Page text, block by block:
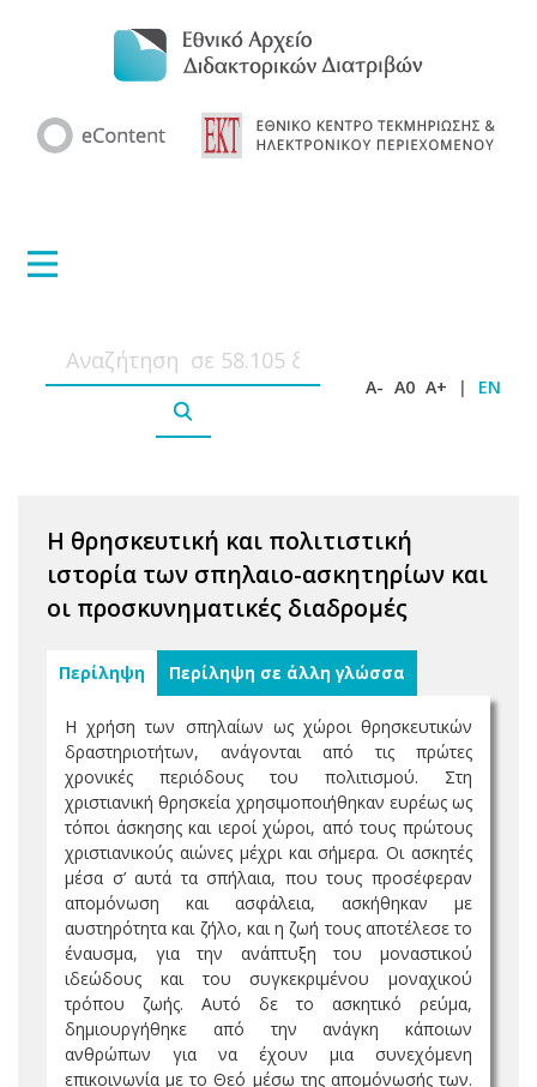
A- A0 A+ | EN
Η θρησκευτική και πολιτιστική
ιστορία των σπηλαιο-ασκητηρίων και
οι προσκυνηματικές διαδρομές
Περίληψη Περίληψη σε άλλη γλώσσα
Η χρήση των σπηλαίων ως χώροι θρησκευτικών
δραστηριοτήτων, ανάγονται από τις πρώτες
χρονικές περιόδους του πολιτισμού. Στη
χριστιανική θρησκεία χρησιμοποιήθηκαν ευρέως ως
τόποι άσκησης και ιεροί χώροι, από τους πρώτους
χριστιανικούς αιώνες μέχρι και σήμερα. Οι ασκητές
μέσα σ’ αυτά τα σπήλαια, που τους προσέφεραν
απομόνωση και ασφάλεια, ασκήθηκαν με
αυστηρότητα και ζήλο, και η ζωή τους αποτέλεσε το
έναυσμα, για την ανάπτυξη του μοναστικού
ιδεώδους και του συγκεκριμένου μοναχικού
τρόπου ζωής. Αυτό δε το ασκητικό ρεύμα,
δημιουργήθηκε από την ανάγκη κάποιων
ανθρώπων για να έχουν μια συνεχόμενη
επικοινωνία με το Θεό μέσω της απομόνωσής των.